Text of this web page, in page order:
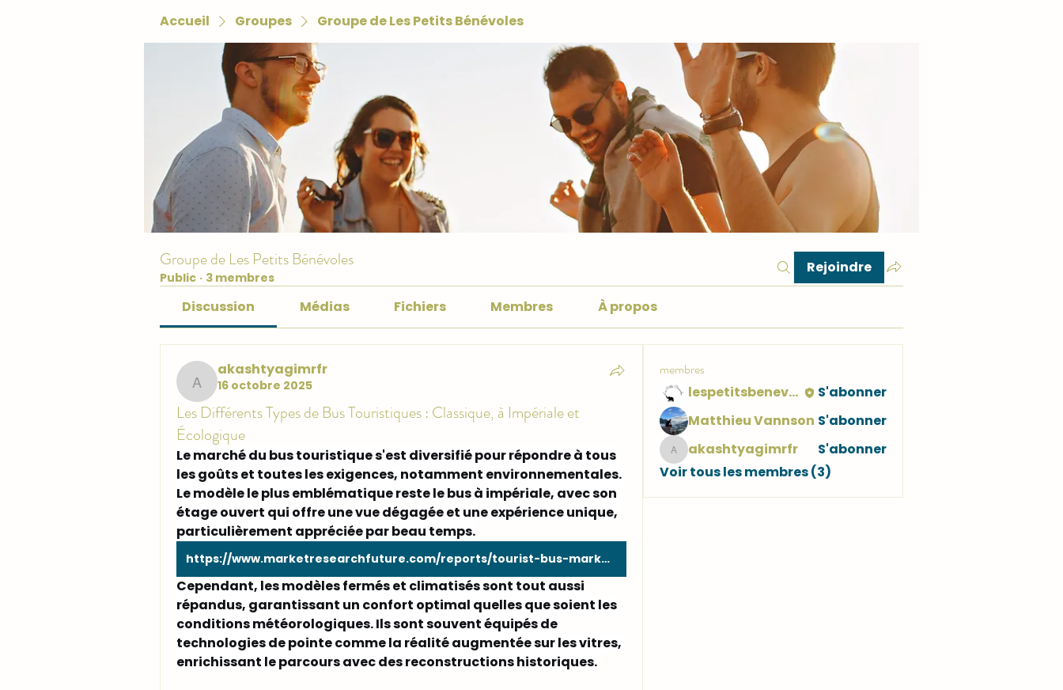
Accueil Groupes Groupe de Les Petits Bénévoles
Groupe de Les Petits Bénévoles
Public · 3 membres
Rejoindre
Discussion Médias Fichiers Membres À propos
akashtyagimrfr
akashtyagimrfr
16 octobre 2025
Les Différents Types de Bus Touristiques : Classique, à Impériale et
Écologique
Le marché du bus touristique s'est diversifié pour répondre à tous
les goûts et toutes les exigences, notamment environnementales.
Le modèle le plus emblématique reste le bus à impériale, avec son
étage ouvert qui offre une vue dégagée et une expérience unique,
particulièrement appréciée par beau temps.
https://www.marketresearchfuture.com/reports/tourist-bus-market-16138
Cependant, les modèles fermés et climatisés sont tout aussi
répandus, garantissant un confort optimal quelles que soient les
conditions météorologiques. Ils sont souvent équipés de
technologies de pointe comme la réalité augmentée sur les vitres,
enrichissant le parcours avec des reconstructions historiques.
membres
lespetitsbenevoles
S'abonner
Matthieu Vannson S'abonner
akashtyagimrfr
akashtyagimrfr
S'abonner
Voir tous les membres (3)